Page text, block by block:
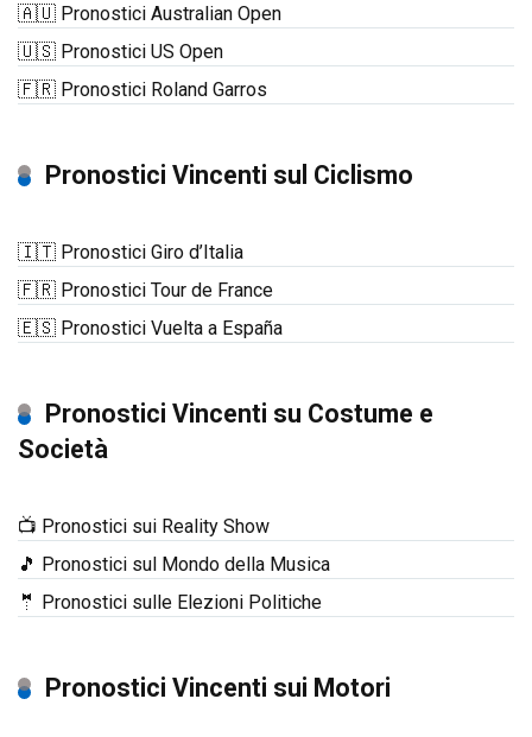
🇦🇺 Pronostici Australian Open
🇺🇸 Pronostici US Open
🇫🇷 Pronostici Roland Garros
Pronostici Vincenti sul Ciclismo
🇮🇹 Pronostici Giro d’Italia
🇫🇷 Pronostici Tour de France
🇪🇸 Pronostici Vuelta a España
Pronostici Vincenti su Costume e
Società
📺 Pronostici sui Reality Show
🎵 Pronostici sul Mondo della Musica
🤵 Pronostici sulle Elezioni Politiche
Pronostici Vincenti sui Motori